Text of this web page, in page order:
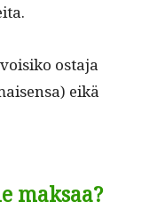
osta­ja
eikä
maksaa?